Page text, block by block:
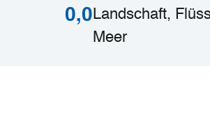
0,0Landschaft,
Meer